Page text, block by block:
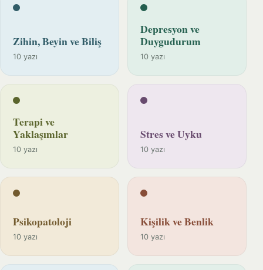
Zihin, Beyin ve Biliş
10 yazı
Depresyon ve
Duygudurum
10 yazı
Terapi ve
Yaklaşımlar
10 yazı
Stres ve Uyku
10 yazı
Psikopatoloji
10 yazı
Kişilik ve Benlik
10 yazı